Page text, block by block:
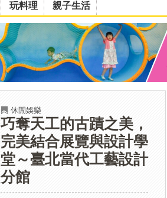
玩料理 親子生活
休閒娛樂
巧奪天工的古蹟之美，
完美結合展覽與設計學
堂～臺北當代工藝設計
分館